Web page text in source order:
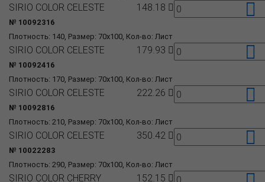
Плотность: 140, Размер: 70x100, Кол-во: Лист
SIRIO COLOR CELESTE
№ 10092316
148.18
Плотность: 170, Размер: 70x100, Кол-во: Лист
SIRIO COLOR CELESTE
№ 10092416
179.93
Плотность: 210, Размер: 70x100, Кол-во: Лист
SIRIO COLOR CELESTE
№ 10092816
222.26
Плотность: 290, Размер: 70x100, Кол-во: Лист
SIRIO COLOR CELESTE
№ 10022283
350.42
SIRIO COLOR CHERRY 152.15